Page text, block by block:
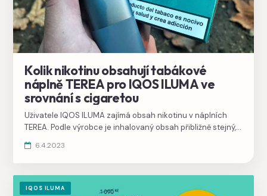
Kolik nikotinu obsahují tabákové
náplně TEREA pro IQOS ILUMA ve
srovnání s cigaretou
Uživatele IQOS ILUMA zajímá obsah nikotinu v náplních
TEREA. Podle výrobce je inhalovaný obsah přibližně stejný,
6.4.2023
IQOS ILUMA